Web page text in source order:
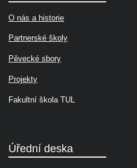
O nás a historie
Partnerské školy
Pěvecké sbory
Projekty
Fakultní škola TUL
Úřední deska